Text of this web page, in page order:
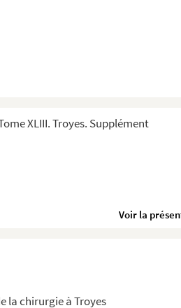
XLIII. Troyes. Supplément
la chirurgie à Troyes